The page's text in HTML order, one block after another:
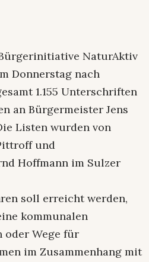
NaturAktiv
Donnerstag nach
1.155 Unterschriften
an Bürgermeister Jens
Listen wurden von
und
Hoffmann im Sulzer
soll erreicht werden,
kommunalen
oder Wege für
im Zusammenhang mit